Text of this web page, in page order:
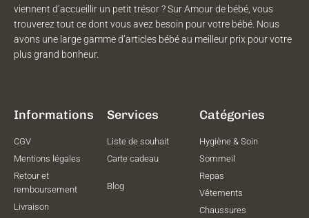
viennent d’accueillir un petit trésor ? Sur Amour de bébé, vous
trouverez tout ce dont vous avez besoin pour votre bébé. Nous
avons une large gamme d’articles bébé au meilleur prix pour votre
plus grand bonheur.
Informations
CGV
Mentions légales
Retour et
remboursement
Livraison
Services
Liste de souhait
Carte cadeau
Blog
Catégories
Hygiène & Soin
Sommeil
Repas
Vêtements
Chaussures